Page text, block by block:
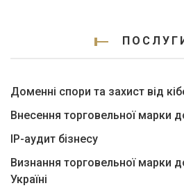
Доменні спори та захист від
Внесення торговельної марки
IP-аудит бізнесу
Визнання торговельної марки
Україні